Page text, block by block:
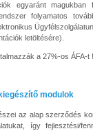
egyaránt
folyamatos
letöltésére).
a 27%-os ÁFA-t !
modulok
az alap szerződés
így fejlesztési/